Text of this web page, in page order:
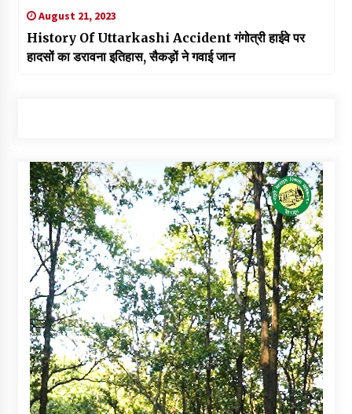
August 21, 2023
History Of Uttarkashi Accident गंगोत्री हाईवे पर
हादसों का डरावना इतिहास, सैकड़ों ने गवाई जान